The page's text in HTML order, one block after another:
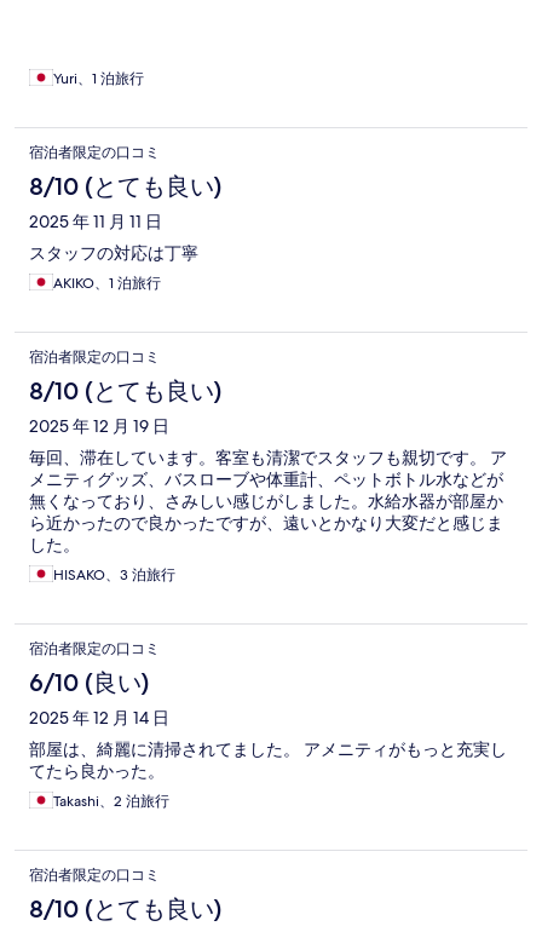
Yuri、1 泊旅行
宿泊者限定の口コミ
8/10 (とても良い)
2025 年 11 月 11 日
スタッフの対応は丁寧
AKIKO、1 泊旅行
宿泊者限定の口コミ
8/10 (とても良い)
2025 年 12 月 19 日
毎回、滞在しています。客室も清潔でスタッフも親切です。 ア
メニティグッズ、バスローブや体重計、ペットボトル水などが
無くなっており、さみしい感じがしました。水給水器が部屋か
ら近かったので良かったですが、遠いとかなり大変だと感じま
した。
HISAKO、3 泊旅行
宿泊者限定の口コミ
6/10 (良い)
2025 年 12 月 14 日
部屋は、綺麗に清掃されてました。 アメニティがもっと充実し
てたら良かった。
Takashi、2 泊旅行
宿泊者限定の口コミ
8/10 (とても良い)